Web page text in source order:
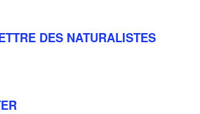
DES NATURALISTES